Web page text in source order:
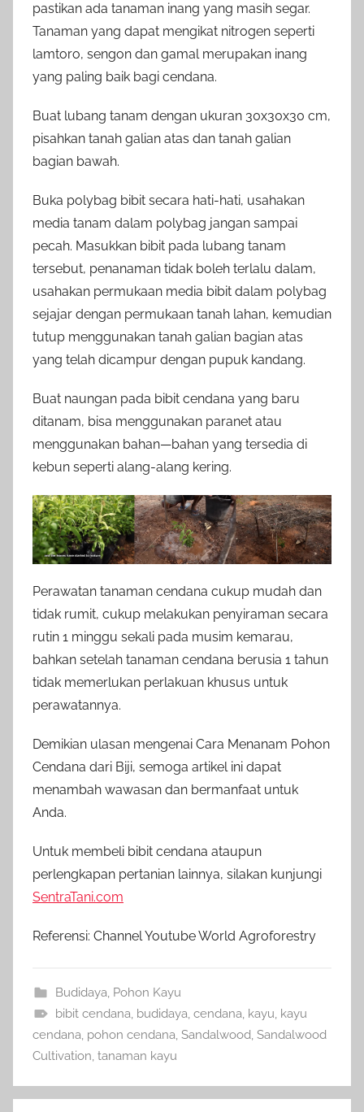
pastikan ada tanaman inang yang masih segar.
Tanaman yang dapat mengikat nitrogen seperti
lamtoro, sengon dan gamal merupakan inang
yang paling baik bagi cendana.
Buat lubang tanam dengan ukuran 30x30x30 cm,
pisahkan tanah galian atas dan tanah galian
bagian bawah.
Buka polybag bibit secara hati-hati, usahakan
media tanam dalam polybag jangan sampai
pecah. Masukkan bibit pada lubang tanam
tersebut, penanaman tidak boleh terlalu dalam,
usahakan permukaan media bibit dalam polybag
sejajar dengan permukaan tanah lahan, kemudian
tutup menggunakan tanah galian bagian atas
yang telah dicampur dengan pupuk kandang.
Buat naungan pada bibit cendana yang baru
ditanam, bisa menggunakan paranet atau
menggunakan bahan—bahan yang tersedia di
kebun seperti alang-alang kering.
Perawatan tanaman cendana cukup mudah dan
tidak rumit, cukup melakukan penyiraman secara
rutin 1 minggu sekali pada musim kemarau,
bahkan setelah tanaman cendana berusia 1 tahun
tidak memerlukan perlakuan khusus untuk
perawatannya.
Demikian ulasan mengenai Cara Menanam Pohon
Cendana dari Biji, semoga artikel ini dapat
menambah wawasan dan bermanfaat untuk
Anda.
Untuk membeli bibit cendana ataupun
perlengkapan pertanian lainnya, silakan kunjungi
SentraTani.com
Referensi: Channel Youtube World Agroforestry
Budidaya, Pohon Kayu
bibit cendana, budidaya, cendana, kayu, kayu
cendana, pohon cendana, Sandalwood, Sandalwood
Cultivation, tanaman kayu